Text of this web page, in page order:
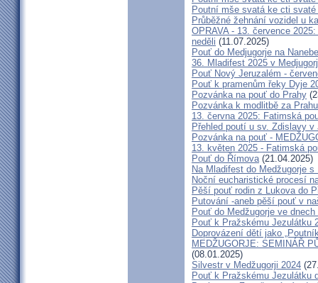
Poutní mše svatá ke cti
Průběžné žehnání vozidel u
OPRAVA - 13. července
neděli (11.07.2025)
Pouť do Medjugorje na
36. Mladifest 2025 v
Pouť Nový Jeruzalém -
Pouť k pramenům řeky Dyje
Pozvánka na pouť do Prahy
Pozvánka k modlitbě za
13. června 2025: Fatimská
Přehled poutí u sv. Zdislavy
Pozvánka na pouť -
13. květen 2025 - Fatimská
Pouť do Římova(21.04.2025)
Na Mladifest do Medžugorje s
Noční eucharistické procesí
Pěší pouť rodin z Lukova do
Putování -aneb pěší pouť v
Pouť do Medžugorje ve
Pouť k Pražskému Jezulátku
Doprovázení dětí jako
MEDŽUGORJE: SEMINÁŘ
(08.01.2025)
Silvestr v Medžugorji 2024
Pouť k Pražskému Jezulátku